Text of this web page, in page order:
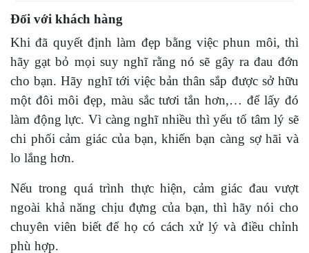
Đối với khách hàng
Khi đã quyết định làm đẹp bằng việc phun môi, thì
hãy gạt bỏ mọi suy nghĩ rằng nó sẽ gây ra đau đớn
cho bạn. Hãy nghĩ tới việc bản thân sắp được sở hữu
một đôi môi đẹp, màu sắc tươi tắn hơn,… để lấy đó
làm động lực. Vì càng nghĩ nhiều thì yếu tố tâm lý sẽ
chi phối cảm giác của bạn, khiến bạn càng sợ hãi và
lo lắng hơn.
Nếu trong quá trình thực hiện, cảm giác đau vượt
ngoài khả năng chịu đựng của bạn, thì hãy nói cho
chuyên viên biết để họ có cách xử lý và điều chỉnh
phù hợp.